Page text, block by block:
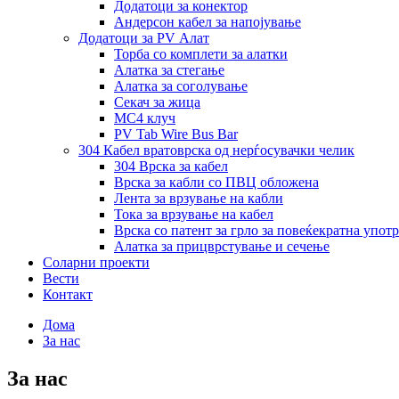
Додатоци за конектор
Андерсон кабел за напојување
Додатоци за PV Алат
Торба со комплети за алатки
Алатка за стегање
Алатка за соголување
Секач за жица
MC4 клуч
PV Tab Wire Bus Bar
304 Кабел вратоврска од нерѓосувачки челик
304 Врска за кабел
Врска за кабли со ПВЦ обложена
Лента за врзување на кабли
Тока за врзување на кабел
Врска со патент за грло за повеќекратна
Алатка за прицврстување и сечење
Соларни проекти
Вести
Контакт
Дома
За нас
За нас